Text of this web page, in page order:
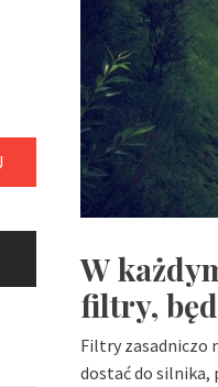
W
filtry,
Filtry zasadniczo
dostać do silnika,